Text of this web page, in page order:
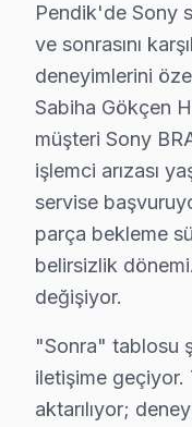
Anakart Sorunu
Fiziksel
Neden:
2025
Etkilenen
Güç Kartı
Fiziksel
Neden: Güç
2025
4.Backlight
Fiziksel
Neden:
Pendik'de Sony
ve sonrasını
deneyimlerini
Sabiha Gökçen
müşteri Sony
işlemci arızası
servise
parça bekleme
belirsizlik
değişiyor.
"Sonra" tablosu
iletişime
aktarılıyor;